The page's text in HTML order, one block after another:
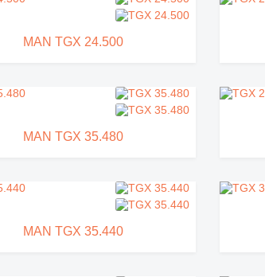
MAN TGX 24.500
MAN TGX 35.480
MAN TGX 35.440